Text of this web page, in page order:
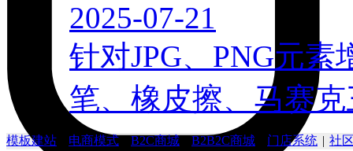
2025-07-21
针对JPG、PNG元
笔、橡皮擦、马赛
模板建站 电商模式 B2C商城 B2B2C商城 门店系统 | 社